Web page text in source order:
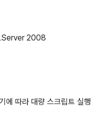
2008
에 따라 대량 스크립트 실행